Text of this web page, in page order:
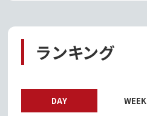
ランキング
DAY WEEK